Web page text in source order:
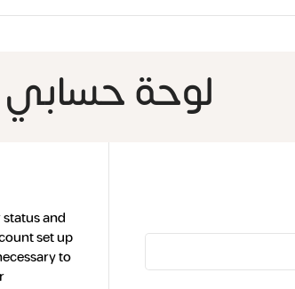
لوحة حسابي
and
set up
to